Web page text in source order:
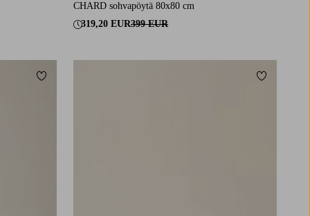
CHARD sohvapöytä 80x80 cm
319,20 EUR399 EUR
Lisää suosikkeihin Lisää